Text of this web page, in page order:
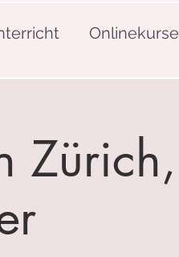
Onlinekurse
Zürich,